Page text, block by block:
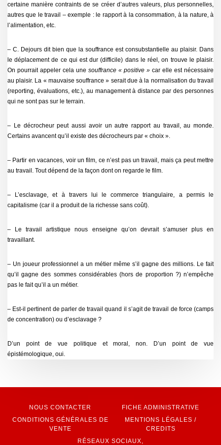
certaine manière contraints de se créer d’autres valeurs, plus personnelles,
autres que le travail – exemple : le rapport à la consommation, à la nature, à
l’alimentation, etc.
– C. Dejours dit bien que la souffrance est consubstantielle au plaisir. Dans
le déplacement de ce qui est dur (difficile) dans le réel, on trouve le plaisir.
On pourrait appeler cela une souffrance « positive » car elle est nécessaire
au plaisir. La « mauvaise souffrance » serait due à la normalisation du travail
(reporting, évaluations, etc.), au management à distance par des personnes
qui ne sont pas sur le terrain.
– Le décrocheur peut aussi avoir un autre rapport au travail, au monde.
Certains avancent qu’il existe des décrocheurs par « choix ».
– Partir en vacances, voir un film, ce n’est pas un travail, mais ça peut mettre
au travail. Tout dépend de la façon dont on regarde le film.
– L’esclavage, et à travers lui le commerce triangulaire, a permis le
capitalisme (car il a produit de la richesse sans coût).
– Le travail artistique nous enseigne qu’on devrait s’amuser plus en
travaillant.
– Un joueur professionnel a un métier même s’il gagne des millions. Le fait
qu’il gagne des sommes considérables (hors de proportion ?) n’empêche
pas le fait qu’il a un métier.
– Est-il pertinent de parler de travail quand il s’agit de travail de force (camps
de concentration) ou d’esclavage ?
D’un point de vue politique et moral, non. D’un point de vue
épistémologique, oui.
NOUS CONTACTER
FICHE ADMINISTRATIVE
CONDITIONS GÉNÉRALES DE
VENTE
MENTIONS LÉGALES /
CREDITS
RÉSEAUX SOCIAUX,